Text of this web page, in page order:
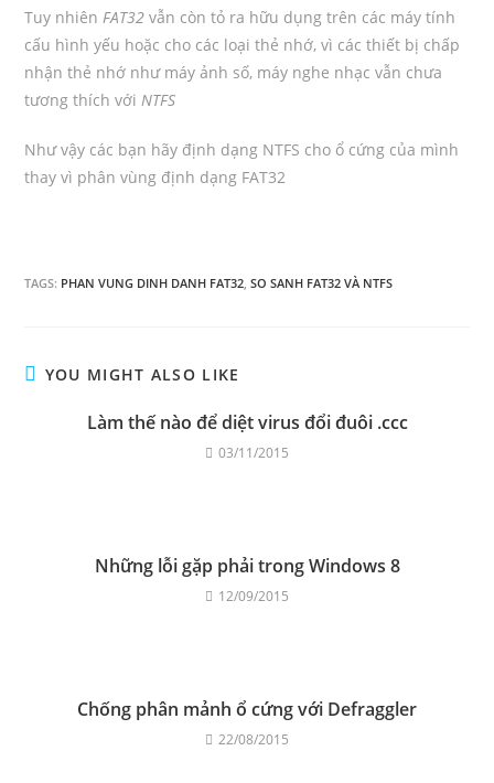
Tuy nhiênFAT32 vẫn còn tỏ ra hữu dụng trên các máy tính
cấu hình yếu hoặc cho các loại thẻ nhớ, vì các thiết bị chấp
nhận thẻ nhớ như máy ảnh số, máy nghe nhạc vẫn chưa
tương thích vớiNTFS
Như vậy các bạn hãy định dạng NTFS cho ổ cứng của mình
thay vì phân vùng định dạng FAT32
TAGS: PHAN VUNG DINH DANH FAT32, SO SANH FAT32 VÀ NTFS
YOU MIGHT ALSO LIKE
Làm thế nào để diệt virus đổi đuôi .ccc
03/11/2015
Những lỗi gặp phải trong Windows 8
12/09/2015
Chống phân mảnh ổ cứng với Defraggler
22/08/2015